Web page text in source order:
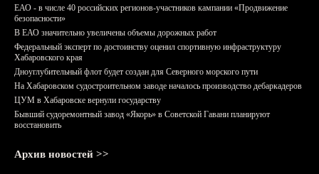
ЕАО - в числе 40 российских регионов-участников кампании «Продвижение
безопасности»
В ЕАО значительно увеличены объемы дорожных работ
Федеральный эксперт по достоинству оценил спортивную инфраструктуру
Хабаровского края
Дноуглубительный флот будет создан для Северного морского пути
На Хабаровском судостроительном заводе началось производство дебаркадеров
ЦУМ в Хабаровске вернули государству
Бывший судоремонтный завод «Якорь» в Советской Гавани планируют
восстановить
Архив новостей >>